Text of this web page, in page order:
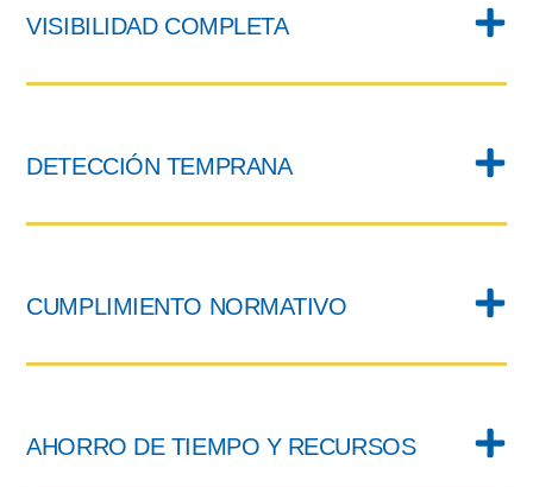
VISIBILIDAD COMPLETA
DETECCIÓN TEMPRANA
CUMPLIMIENTO NORMATIVO
AHORRO DE TIEMPO Y RECURSOS